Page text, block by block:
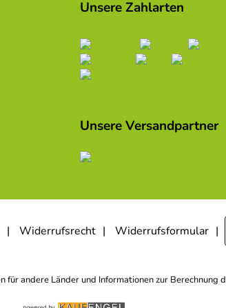
Unsere Zahlarten
Unsere Versandpartner
Widerrufsrecht Widerrufsformular
andere Länder und Informationen zur Berechnung